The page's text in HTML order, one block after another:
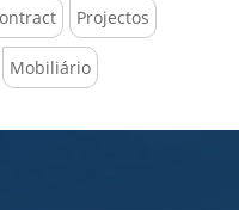
Projectos
Mobiliário